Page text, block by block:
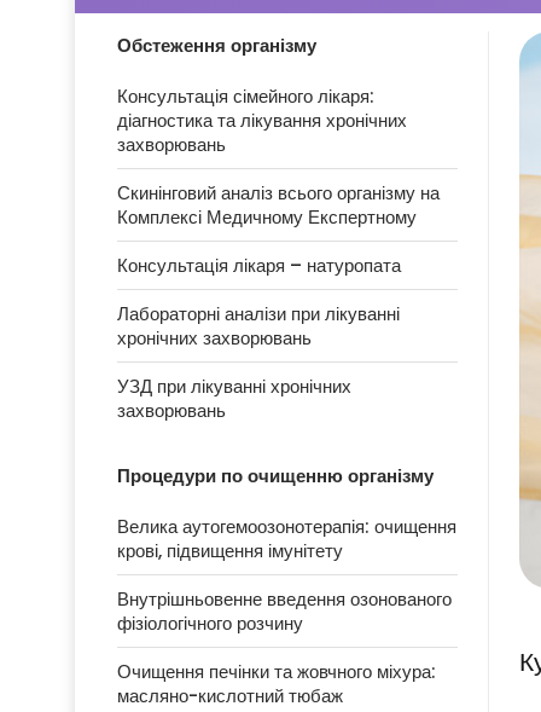
Обстеження організму
Консультація сімейного лікаря:
діагностика та лікування хронічних
захворювань
Скинінговий аналіз всього організму на
Комплексі Медичному Експертному
Консультація лікаря – натуропата
Лабораторні аналізи при лікуванні
хронічних захворювань
УЗД при лікуванні хронічних
захворювань
Процедури по очищенню організму
Велика аутогемоозонотерапія: очищення
крові, підвищення імунітету
Внутрішньовенне введення озонованого
фізіологічного розчину
Очищення печінки та жовчного міхура:
масляно-кислотний тюбаж